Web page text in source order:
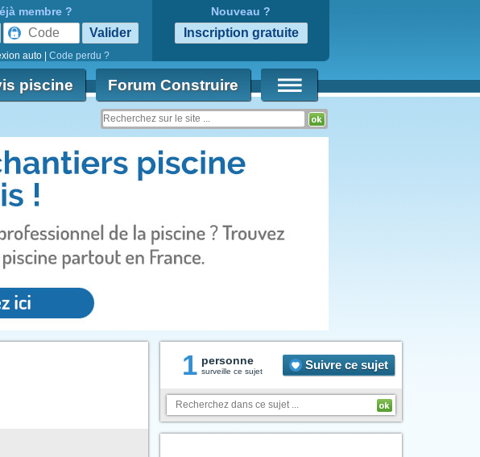
membre ?
auto Code perdu ?
Nouveau ?
piscine Forum Construire
1 personne
surveille ce sujet Suivre ce sujet